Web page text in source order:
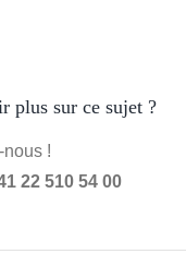
plus sur ce sujet ?
nous !
22 510 54 00